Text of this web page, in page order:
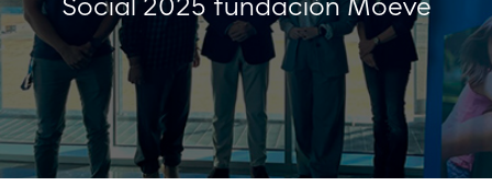
Social 2025 fundación Moeve